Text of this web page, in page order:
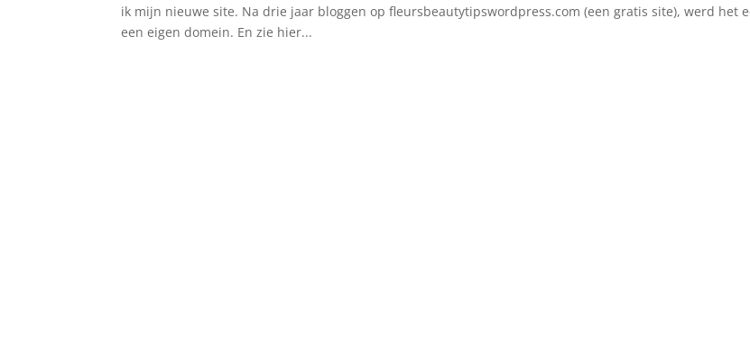
ik mijn nieuwe site. Na drie jaar bloggen op fleursbeautytipswordpress.com (een gratis site), werd het
een eigen domein. En zie hier...